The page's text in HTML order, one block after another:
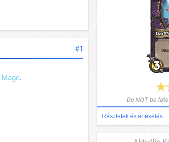
#1
Mage.
Do NOT be
Részletek és értékelés